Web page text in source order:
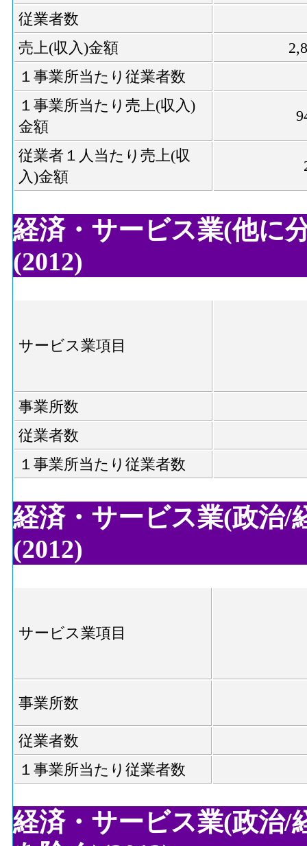
従業者数
売上(収入)金額
１事業所当たり従業者数
１事業所当たり売上(収入)
金額
従業者１人当たり売上(収
入)金額
経済・サービス業(他に
(2012)
サービス業項目
事業所数
従業者数
１事業所当たり従業者数
経済・サービス業(政治/
(2012)
サービス業項目
事業所数
従業者数
１事業所当たり従業者数
経済・サービス業(政治/